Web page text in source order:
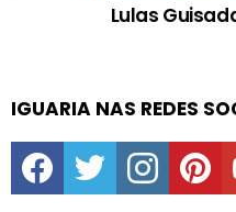
Lulas
IGUARIA NAS REDES
facebooktwitter instagram